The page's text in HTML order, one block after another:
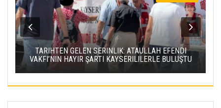
ANTİKACILAR, TALAS’TA BULUŞUYOR